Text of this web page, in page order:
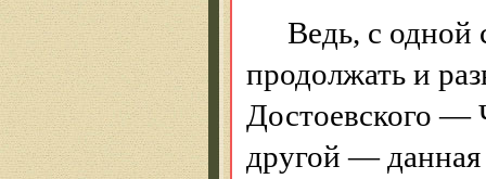
Ведь, с одной
продолжать и
Достоевского —
другой — данная